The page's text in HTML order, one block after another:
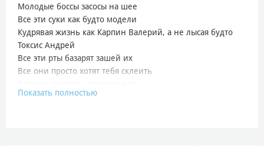
Молодые боссы засосы на шее
Все эти суки как будто модели
Кудрявая жизнь как Карпин Валерий, а не лысая будто
Токсис Андрей
Все эти рты базарят зашей их
Все они просто хотят тебя склеить
Когда тебе снова пишут в лс
Показать полностью